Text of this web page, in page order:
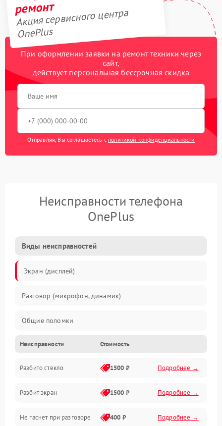
ремонт
Акция сервисного центра
OnePlus
При оформлении заявки на ремонт техники через
сайт,
действует персональная бессрочная скидка
Отправляя, Вы соглашаетесь с политикой конфиденциальности
Неисправности телефона
OnePlus
Виды неисправностей
Экран (дисплей)
Разговор (микрофон, динамик)
Общие поломки
Проблемы связи
Камеры
Проблемы с дисплеем и сенсором
Зарядка
Неисправности Стоимость
Разбито стекло 1500 ₽ Подробнее →
Разбит экран 1500 ₽ Подробнее →
Не гаснет при разговоре 400 ₽ Подробнее →